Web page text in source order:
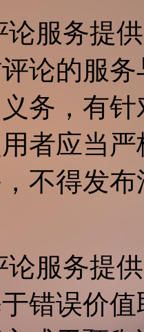
论服务提
论的服
务，有
者应当
不得发
论服务提
错误价